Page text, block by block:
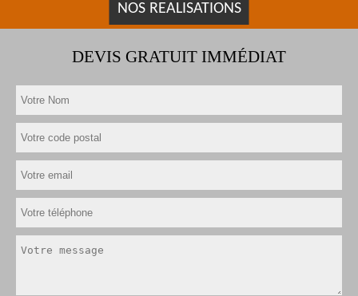
NOS REALISATIONS
DEVIS GRATUIT IMMÉDIAT